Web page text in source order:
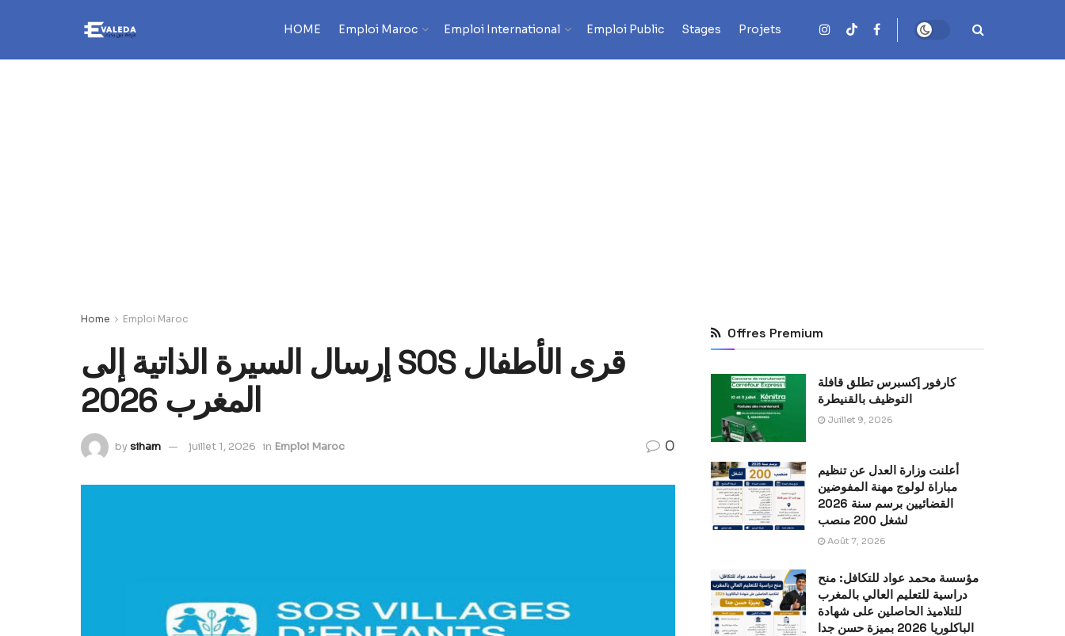
HOME Emploi Maroc Emploi International Emploi Public Stages Projets
Home Emploi Maroc
إرسال السيرة الذاتية إلى SOS قرى الأطفال
المغرب 2026
bysiham juillet 1, 2026 in Emploi Maroc 0
Offres Premium
كارفور إكسبرس تطلق قافلة
التوظيف بالقنيطرة
Juillet 9, 2026
أعلنت وزارة العدل عن تنظيم
مباراة لولوج مهنة المفوضين
القضائيين برسم سنة 2026
لشغل 200 منصب
Août 7, 2026
مؤسسة محمد عواد للتكافل: منح
دراسية للتعليم العالي بالمغرب
للتلاميذ الحاصلين على شهادة
الباكلوريا 2026 بميزة حسن جدا